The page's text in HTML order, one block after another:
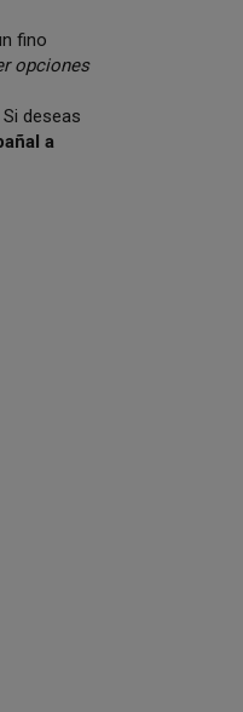
fino
opciones
deseas
a